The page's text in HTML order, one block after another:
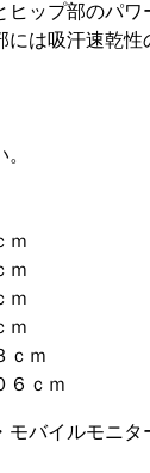
ップ部のパ
は吸汗速乾
ｍ
ｍ
ｍ
ｍ
ｃｍ
６ｃｍ
バイルモニタ